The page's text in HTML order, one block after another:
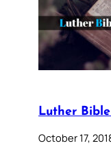
Luther Bible
October 17,